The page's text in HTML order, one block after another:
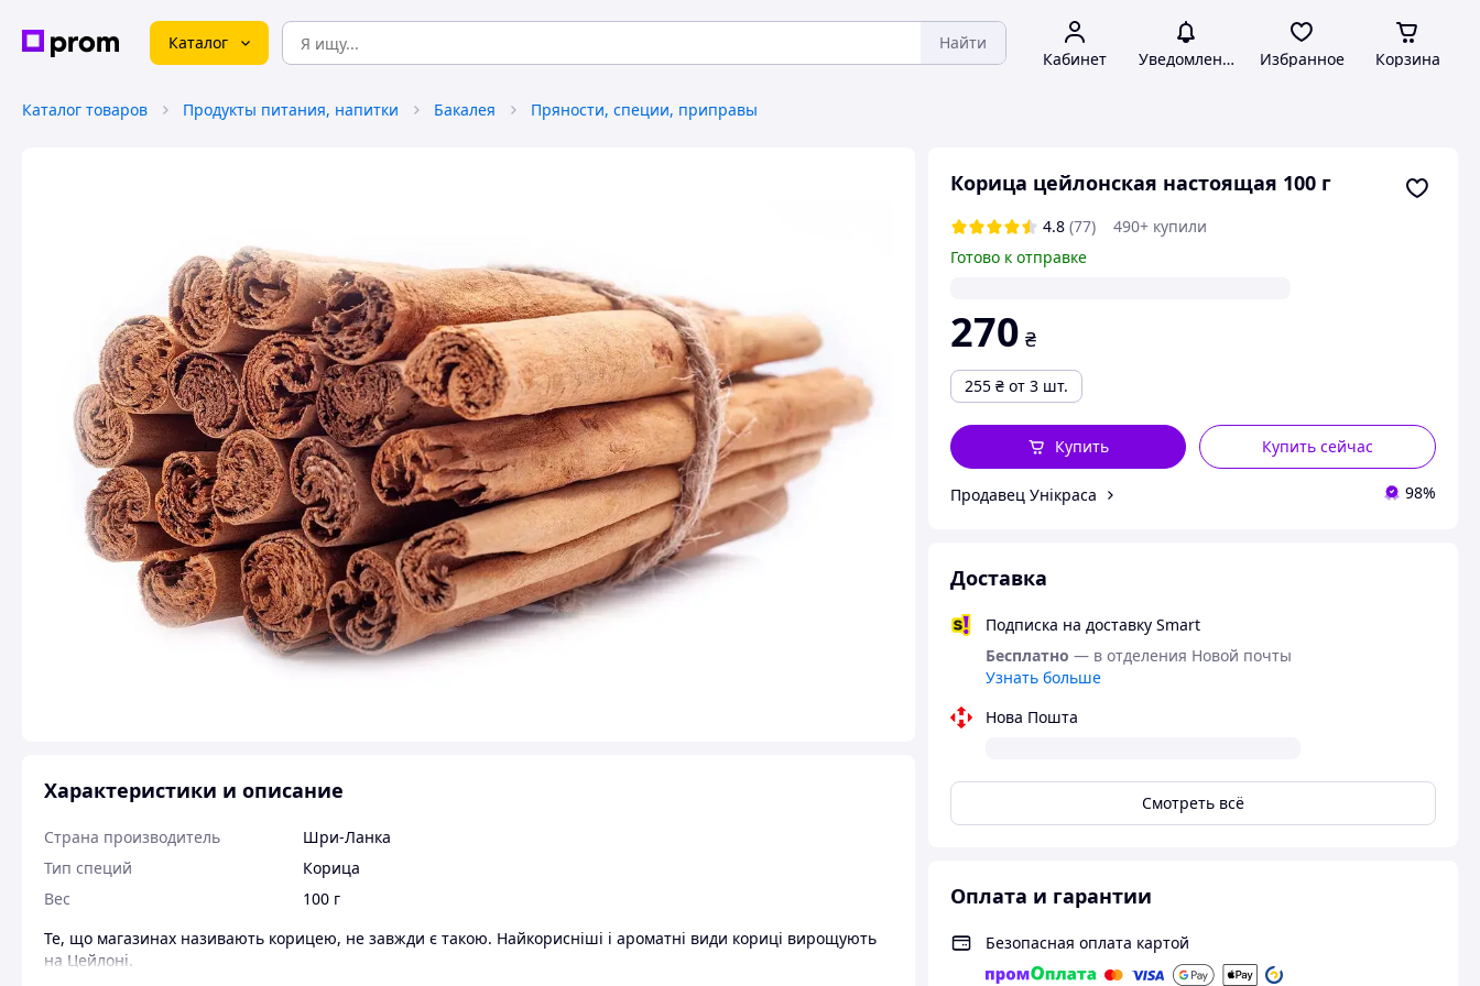
Каталог Найти
Кабинет Уведомления Избранное Корзина
Каталог товаров Продукты питания, напитки Бакалея Пряности, специи, приправы
Корица цейлонская настоящая 100 г
4.8 (77)
490+ купили
Готово к отправке
270 ₴
255 ₴ от 3 шт.
Купить сейчас
Купить
Продавец Унікраса 98%
Доставка
Подписка на доставку Smart
Бесплатно — в отделения Новой почты
Узнать больше
Нова Пошта
Смотреть всё
Оплата и гарантии
Безопасная оплата картой
Характеристики и описание
Страна производитель
Шри-Ланка
Тип специй
Корица
Вес
100 г
Те, що магазинах називають корицею, не завжди є такою. Найкорисніші і ароматні види кориці вирощують
на Цейлоні.